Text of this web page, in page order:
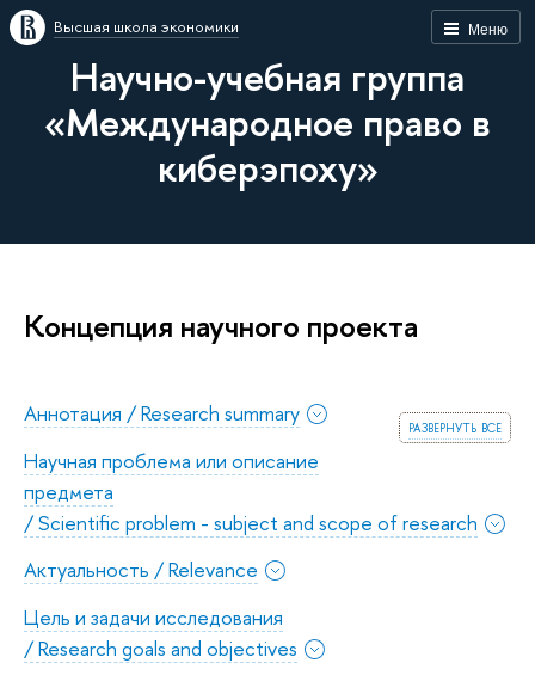
Меню
Высшая школа экономики
Научно-учебная группа
«Международное право в
киберэпоху»
Концепция научного проекта
развернуть все
Аннотация / Research summary
Научная проблема или описание
предмета
/ Scientific problem - subject and scope of research
Актуальность / Relevance
Цель и задачи исследования
/ Research goals and objectives